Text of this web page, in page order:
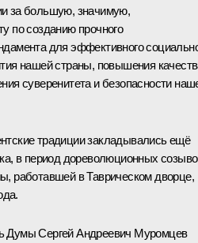
за большую, значимую,
по созданию прочного
для эффективного
нашей страны, повышения
суверенитета и безопасности
традиции закладывались ещё
в период дореволюционных
работавшей в Таврическом дворце,
Думы Сергей Андреевич Муромцев